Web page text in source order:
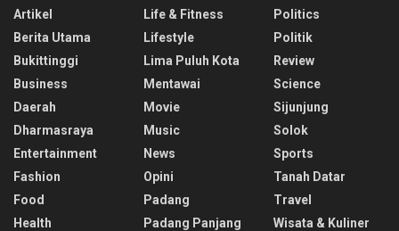
Artikel
Berita Utama
Bukittinggi
Business
Daerah
Dharmasraya
Entertainment
Fashion
Food
Health
Life & Fitness
Lifestyle
Lima Puluh Kota
Mentawai
Movie
Music
News
Opini
Padang
Padang Panjang
Politics
Politik
Review
Science
Sijunjung
Solok
Sports
Tanah Datar
Travel
Wisata & Kuliner